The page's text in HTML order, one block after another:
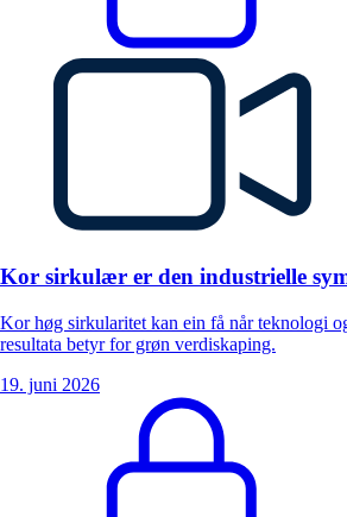
Kor sirkulær er den industrielle
Kor høg sirkularitet kan ein få når teknologi
resultata betyr for grøn verdiskaping.
19. juni 2026